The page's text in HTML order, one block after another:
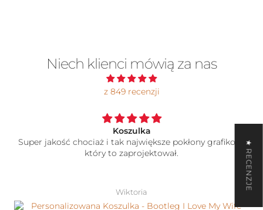
Niech klienci mówią za nas
z 849 recenzji
Koszulka
Super jakość chociaż i tak największe pokłony grafikowi
który to zaprojektował.
Wiktoria
★ RECENZJE